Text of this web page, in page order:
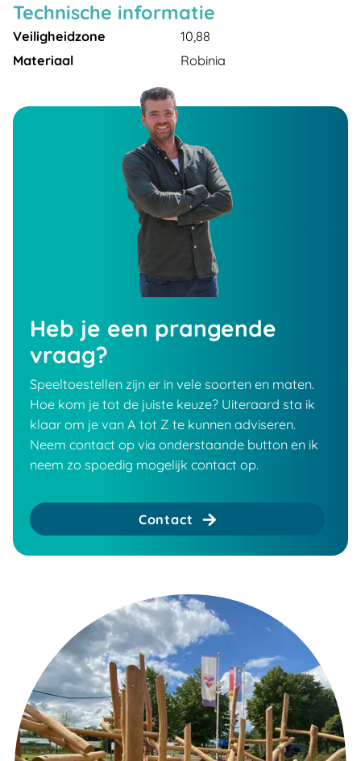
Technische informatie
Veiligheidzone
10,88
Materiaal
Robinia
Heb je een prangende
vraag?
Speeltoestellen zijn er in vele soorten en maten.
Hoe kom je tot de juiste keuze? Uiteraard sta ik
klaar om je van A tot Z te kunnen adviseren.
Neem contact op via onderstaande button en ik
neem zo spoedig mogelijk contact op.
Contact